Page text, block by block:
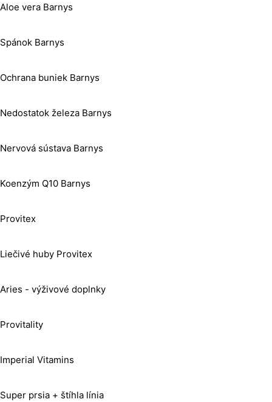
Aloe vera Barnys
Spánok Barnys
Ochrana buniek Barnys
Nedostatok železa Barnys
Nervová sústava Barnys
Koenzým Q10 Barnys
Provitex
Liečivé huby Provitex
Aries - výživové doplnky
Provitality
Imperial Vitamins
Super prsia + štíhla línia